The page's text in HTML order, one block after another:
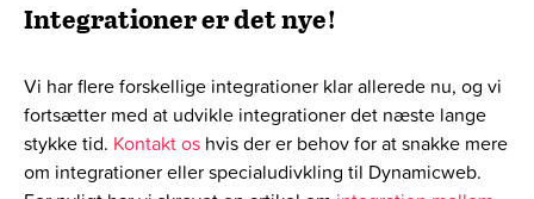
Integrationer er det nye!
Vi har flere forskellige integrationer klar allerede nu, og vi
fortsætter med at udvikle integrationer det næste lange
stykke tid. Kontakt os hvis der er behov for at snakke mere
om integrationer eller specialudivkling til Dynamicweb.